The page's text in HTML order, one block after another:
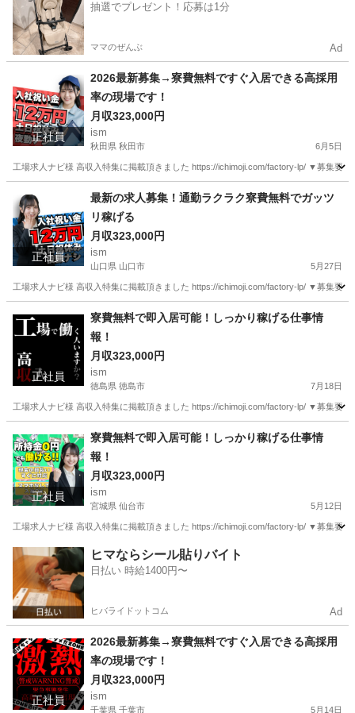
抽選でプレゼント！応募は1分
ママのぜんぶ Ad
正社員
2026最新募集→寮費無料ですぐ入居できる高採用
率の現場です！
月収323,000円
ism
秋田県 秋田市 6月5日
工場求人ナビ様 高収入特集に掲載頂きました https://ichimoji.com/factory-lp/ ▼募集要
工場 最新
正社員
最新の求人募集！通勤ラクラク寮費無料でガッツ
リ稼げる
月収323,000円
ism
山口県 山口市 5月27日
工場求人ナビ様 高収入特集に掲載頂きました https://ichimoji.com/factory-lp/ ▼募集要
工場 最新
正社員
寮費無料で即入居可能！しっかり稼げる仕事情
報！
月収323,000円
ism
徳島県 徳島市 7月18日
工場求人ナビ様 高収入特集に掲載頂きました https://ichimoji.com/factory-lp/ ▼募集要
工場 情報
正社員
寮費無料で即入居可能！しっかり稼げる仕事情
報！
月収323,000円
ism
宮城県 仙台市 5月12日
工場求人ナビ様 高収入特集に掲載頂きました https://ichimoji.com/factory-lp/ ▼募集要
宮城 仙台市 工場 情報
ヒマならシール貼りバイト
日払い 時給1400円〜
ヒバライドットコム Ad
正社員
2026最新募集→寮費無料ですぐ入居できる高採用
率の現場です！
月収323,000円
ism
千葉県 千葉市 5月14日